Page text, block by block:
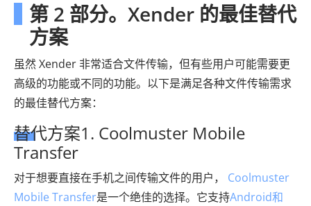
第 2 部分。Xender 的最佳替代
方案
虽然 Xender 非常适合文件传输，但有些用户可能需要更
高级的功能或不同的功能。以下是满足各种文件传输需求
的最佳替代方案：
替代方案1. Coolmuster Mobile
Transfer
对于想要直接在手机之间传输文件的用户， Coolmuster
Mobile Transfer是一个绝佳的选择。它支持Android和